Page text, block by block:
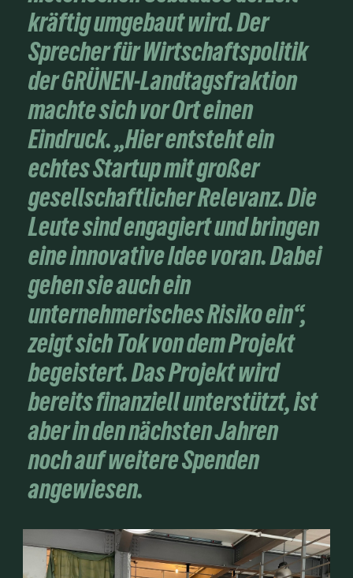
kräftig umgebaut wird. Der
Sprecher für Wirtschaftspolitik
der GRÜNEN-Landtagsfraktion
machte sich vor Ort einen
Eindruck. „Hier entsteht ein
echtes Startup mit großer
gesellschaftlicher Relevanz. Die
Leute sind engagiert und bringen
eine innovative Idee voran. Dabei
gehen sie auch ein
unternehmerisches Risiko ein“,
zeigt sich Tok von dem Projekt
begeistert. Das Projekt wird
bereits finanziell unterstützt, ist
aber in den nächsten Jahren
noch auf weitere Spenden
angewiesen.